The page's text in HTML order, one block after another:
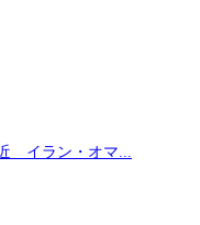
イラン・オマ...